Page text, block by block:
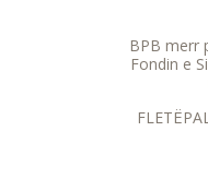
BPB merr
Fondin e